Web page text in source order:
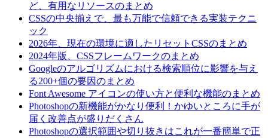
ど、有用なリソースのまとめ
CSSの中央揃えで、最も万能で信頼できる実装テクニ
ック
2026年、現在の環境に適したリセットCSSのまとめ
2024年版、CSSフレームワークのまとめ
Googleのアルゴリズムにおける検索順位に影響を与え
る200+個の要因のまとめ
Font Awesome アイコンの使い方と便利な機能のまとめ
Photoshopの新機能がかなり便利！かゆいところに手が
届く改善点が盛りだくさん
Photoshopの選択範囲や切り抜きはこれが一番簡単で正